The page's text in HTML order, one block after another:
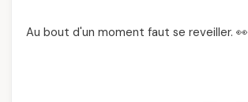
Au bout d'un moment faut se reveiller. 👀